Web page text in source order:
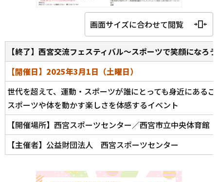
画面サイズに合わせて閲覧
【終了】西宮交流フェスティバル～スポーツで笑顔になろ
【開催日】2025年3月1日（土曜日）
世代を超えて、運動・スポーツが誰にとっても身近にある
スポーツや体を動かす楽しさを体感するイベント
【開催場所】西宮スポーツセンター／西宮市立中央体育館
【主催者】公益財団法人 西宮スポーツセンター